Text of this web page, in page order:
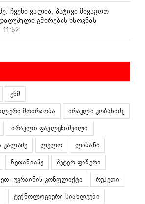
ჩვენი ვალია, პატივი მივაგოთ
გმირების ხსოვნას
ენმ
მოძრაობა
ირაკლი კობახიძე
ირაკლი ფავლენიშვილი
კალაძე ლელო
ლიბანი
ნეთანიაჰუ
პეტერ ფიშერი
-უკრაინის კონფლიქტი
რუსეთი
ტექნოლოგიური სიახლეები